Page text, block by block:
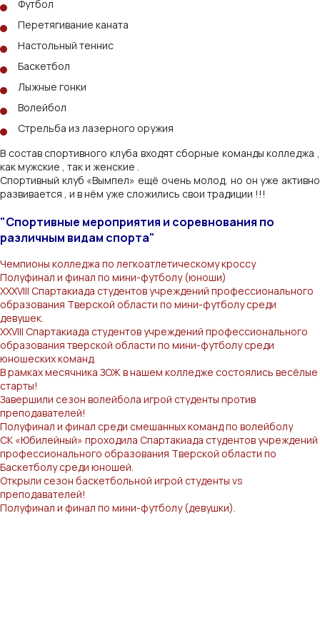
Футбол
Перетягивание каната
Настольный теннис
Баскетбол
Лыжные гонки
Волейбол
Стрельба из лазерного оружия
В состав спортивного клуба входят сборные команды колледжа ,
как мужские , так и женские .
Спортивный клуб «Вымпел» ещё очень молод, но он уже активно
развивается , и в нём уже сложились свои традиции !!!
"Спортивные мероприятия и соревнования по
различным видам спорта"
Чемпионы колледжа по легкоатлетическому кроссу
Полуфинал и финал по мини-футболу (юноши)
XXXVIII Спартакиада студентов учреждений профессионального
образования Тверской области по мини-футболу среди
девушек.
XXVIII Cпартакиада студентов учреждений профессионального
образования тверской области по мини-футболу среди
юношеских команд.
️В рамках месячника ЗОЖ в нашем колледже состоялись весёлые
старты!
Завершили сезон волейбола игрой студенты против
преподавателей!
Полуфинал и финал среди смешанных команд по волейболу
СК «Юбилейный» проходила Спартакиада студентов учреждений
профессионального образования Тверской области по
Баскетболу среди юношей.
Открыли сезон баскетбольной игрой студенты vs
преподавателей!
Полуфинал и финал по мини-футболу (девушки).